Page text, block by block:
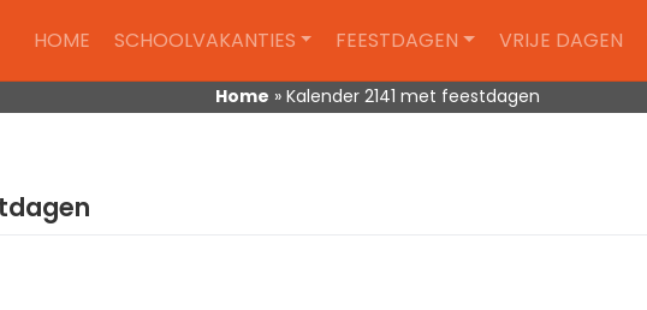
HOME SCHOOLVAKANTIES FEESTDAGEN VRIJE DAGEN
Home » Kalender 2141 met feestdagen